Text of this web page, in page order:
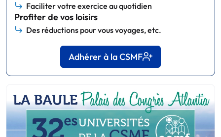
Faciliter votre exercice au quotidien
Profiter de vos loisirs
Des réductions pour vous voyages, etc.
Adhérer à la CSMF